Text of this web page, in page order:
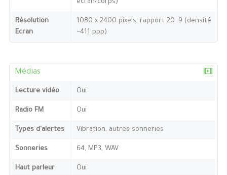
écran/corps)
Résolution
Ecran
1080 x 2400 pixels, rapport 20 :9 (densité
~411 ppp)
Médias
Lecture vidéo Oui
Radio FM Oui
Types d'alertes Vibration, autres sonneries
Sonneries 64, MP3, WAV
Haut parleur Oui